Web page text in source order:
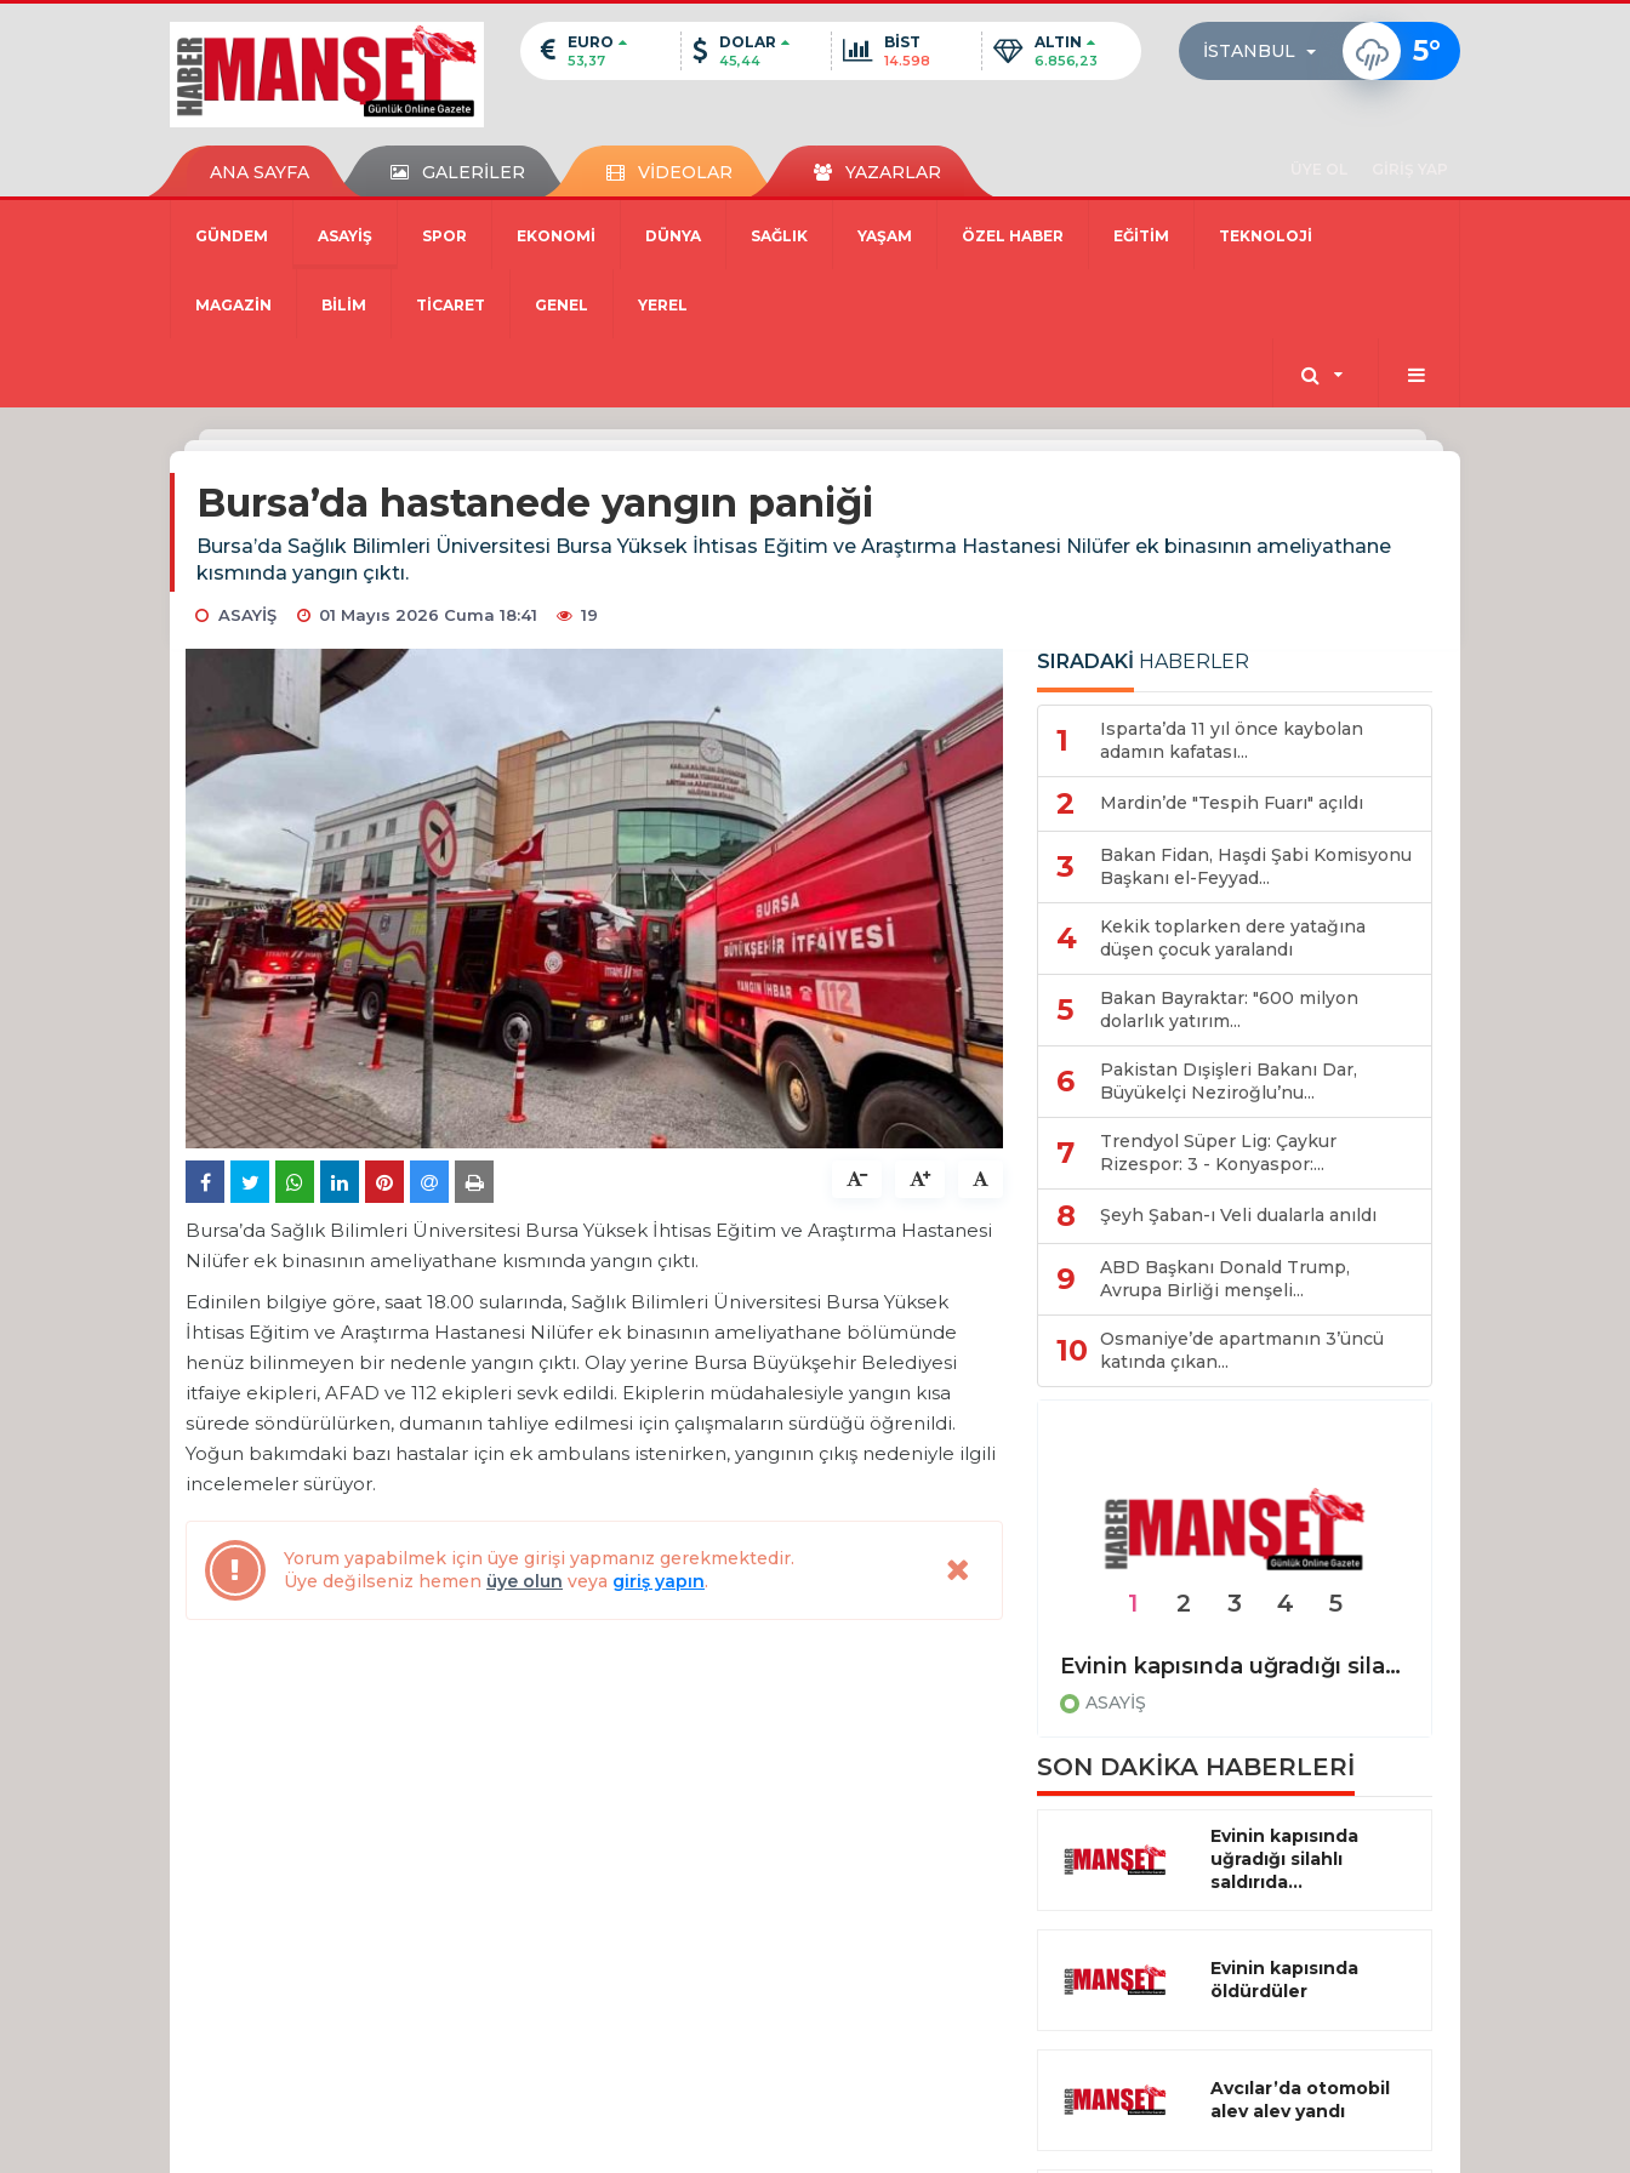
EURO
53,37
DOLAR
45,44
BİST
14.598
ALTIN
6.856,23 İSTANBUL 5°
ANA SAYFA GALERİLER VİDEOLAR YAZARLAR
GÜNDEM ASAYİŞ SPOR EKONOMİ DÜNYA SAĞLIK YAŞAM ÖZEL HABER EĞİTİM TEKNOLOJİ
MAGAZİN BİLİM TİCARET GENEL YEREL
Bursa’da hastanede yangın paniği
Bursa’da Sağlık Bilimleri Üniversitesi Bursa Yüksek İhtisas Eğitim ve Araştırma Hastanesi Nilüfer ek binasının ameliyathane
kısmında yangın çıktı.
ASAYİŞ 01 Mayıs 2026 Cuma 18:41 19
Bursa’da Sağlık Bilimleri Üniversitesi Bursa Yüksek İhtisas Eğitim ve Araştırma Hastanesi
Nilüfer ek binasının ameliyathane kısmında yangın çıktı.
Edinilen bilgiye göre, saat 18.00 sularında, Sağlık Bilimleri Üniversitesi Bursa Yüksek
İhtisas Eğitim ve Araştırma Hastanesi Nilüfer ek binasının ameliyathane bölümünde
henüz bilinmeyen bir nedenle yangın çıktı. Olay yerine Bursa Büyükşehir Belediyesi
itfaiye ekipleri, AFAD ve 112 ekipleri sevk edildi. Ekiplerin müdahalesiyle yangın kısa
sürede söndürülürken, dumanın tahliye edilmesi için çalışmaların sürdüğü öğrenildi.
Yoğun bakımdaki bazı hastalar için ek ambulans istenirken, yangının çıkış nedeniyle ilgili
incelemeler sürüyor.
Yorum yapabilmek için üye girişi yapmanız gerekmektedir.
Üye değilseniz hemen üye olun veya giriş yapın.
SIRADAKİ HABERLER
1
Isparta’da 11 yıl önce kaybolan
adamın kafatası...
2 Mardin’de "Tespih Fuarı" açıldı
3
Bakan Fidan, Haşdi Şabi Komisyonu
Başkanı el-Feyyad...
4
Kekik toplarken dere yatağına
düşen çocuk yaralandı
5
Bakan Bayraktar: "600 milyon
dolarlık yatırım...
6
Pakistan Dışişleri Bakanı Dar,
Büyükelçi Neziroğlu’nu...
7
Trendyol Süper Lig: Çaykur
Rizespor: 3 - Konyaspor:...
8 Şeyh Şaban-ı Veli dualarla anıldı
9
ABD Başkanı Donald Trump,
Avrupa Birliği menşeli...
10
Osmaniye’de apartmanın 3’üncü
katında çıkan...
Evinin kapısında uğradığı silahlı saldırıda hayatını kaybetti
ASAYİŞ
1 2 3 4 5
SON DAKİKA HABERLERİ
Evinin kapısında
uğradığı silahlı
saldırıda...
Evinin kapısında
öldürdüler
Avcılar’da otomobil
alev alev yandı